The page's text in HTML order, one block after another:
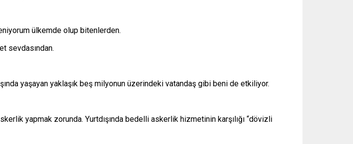
ülkemde olup bitenlerden.
sevdasından.
yaşayan yaklaşık beş milyonun üzerindeki vatandaş gibi beni de etkiliyor.
yapmak zorunda. Yurtdışında bedelli askerlik hizmetinin karşılığı “dövizli